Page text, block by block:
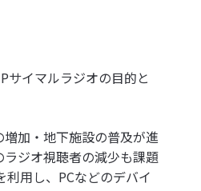
サイマルラジオの目的と
加・地下施設の普及が進
ジオ視聴者の減少も課題
用し、PCなどのデバイ